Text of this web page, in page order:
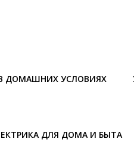
ДОМАШНИХ УСЛОВИЯХ
ДЛЯ ДОМА И БЫТА